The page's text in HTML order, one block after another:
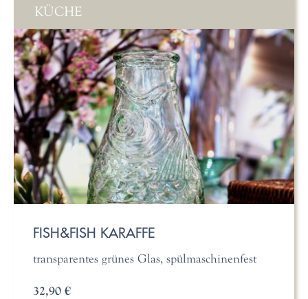
KÜCHE
FISH&FISH KARAFFE
transparentes grünes Glas, spülmaschinenfest
32,90 €